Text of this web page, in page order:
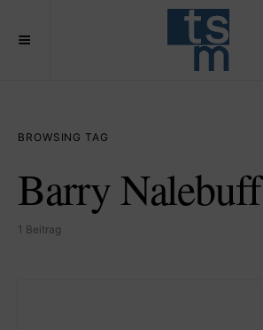
BROWSING TAG
Barry Nalebuff
1 Beitrag